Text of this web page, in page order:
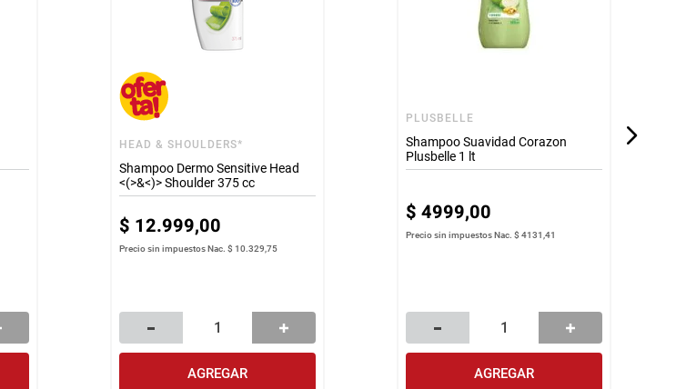
HEAD & SHOULDERS*
Shampoo Dermo Sensitive Head
<(>&<)> Shoulder 375 cc
$ 12.999,00
Precio sin impuestos Nac.$ 10.329,75
AGREGAR
PLUSBELLE
Shampoo Suavidad Corazon
Plusbelle 1 lt
$ 4999,00
Precio sin impuestos Nac.$ 4131,41
AGREGAR